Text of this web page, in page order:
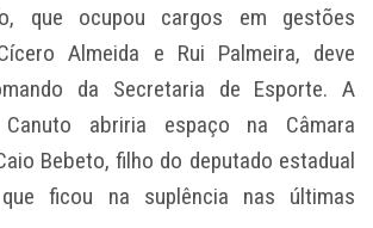
que ocupou cargos em gestões
Almeida e Rui Palmeira, deve
da Secretaria de Esporte. A
abriria espaço na Câmara
Bebeto, filho do deputado estadual
ficou na suplência nas últimas